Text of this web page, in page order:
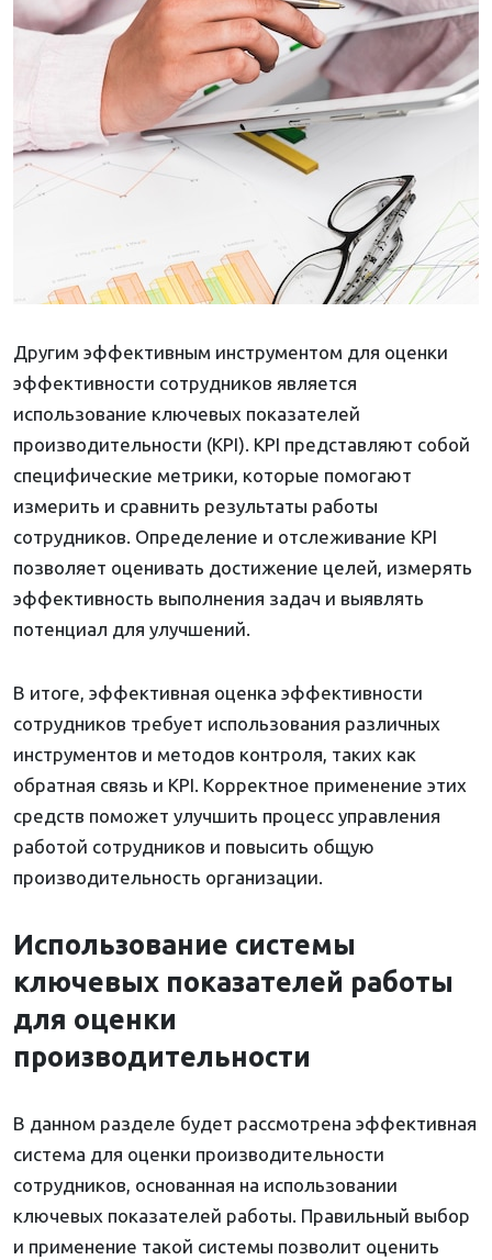
Другим эффективным инструментом для оценки
эффективности сотрудников является
использование ключевых показателей
производительности (KPI). KPI представляют собой
специфические метрики, которые помогают
измерить и сравнить результаты работы
сотрудников. Определение и отслеживание KPI
позволяет оценивать достижение целей, измерять
эффективность выполнения задач и выявлять
потенциал для улучшений.
В итоге, эффективная оценка эффективности
сотрудников требует использования различных
инструментов и методов контроля, таких как
обратная связь и KPI. Корректное применение этих
средств поможет улучшить процесс управления
работой сотрудников и повысить общую
производительность организации.
Использование системы
ключевых показателей работы
для оценки
производительности
В данном разделе будет рассмотрена эффективная
система для оценки производительности
сотрудников, основанная на использовании
ключевых показателей работы. Правильный выбор
и применение такой системы позволит оценить